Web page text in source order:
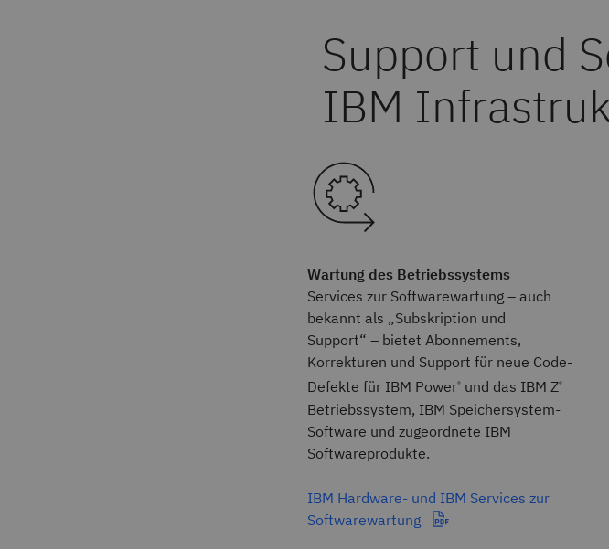
Wartung des Betriebssystems
Services zur Softwarewartung – auch
bekannt als „Subskription und
Support“ – bietet Abonnements,
Korrekturen und Support für neue Code-
Defekte für IBM Power® und das IBM Z®
Betriebssystem, IBM Speichersystem-
Software und zugeordnete IBM
Softwareprodukte.
IBM Hardware- und IBM Services zur
Softwarewartung